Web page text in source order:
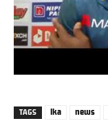
TAGS lka news